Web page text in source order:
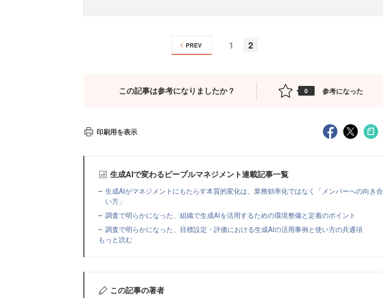
1 2
PREV
この記事は参考になりましたか？ 0 参考になった
印刷用を表示
生成AIで変わるピープルマネジメント連載記事一覧
生成AIがマネジメントにもたらす本質的変化は、業務効率化ではなく「メンバーへの向き合
い方」
調査で明らかになった、組織で生成AIを活用するための環境整備と定着のポイント
調査で明らかになった、目標設定・評価における生成AIの活用事例と使い方の共通項
もっと読む
この記事の著者